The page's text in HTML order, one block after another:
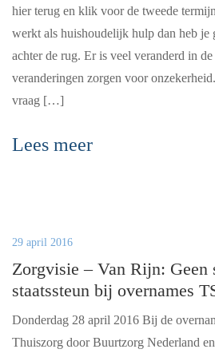
hier terug en klik voor de tweede
werkt als huishoudelijk hulp dan heb je
achter de rug. Er is veel veranderd in
veranderingen zorgen voor
vraag […]
Lees meer
29 april 2016
Zorgvisie – Van Rijn: Geen
staatssteun bij overnames
Donderdag 28 april 2016 Bij de
Thuiszorg door Buurtzorg Nederland